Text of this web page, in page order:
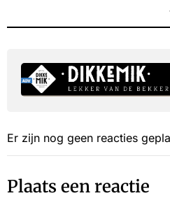
Er zijn nog geen reacties
Plaats een reactie